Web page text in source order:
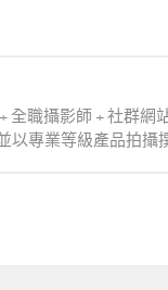
全職攝影師 + 社群
以專業等級產品拍攝